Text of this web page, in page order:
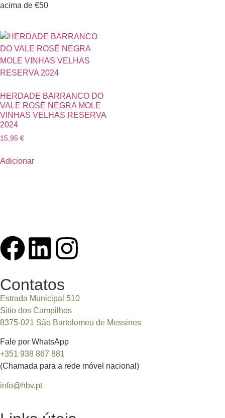
acima de €50
HERDADE BARRANCO DO
VALE ROSÉ NEGRA MOLE
VINHAS VELHAS RESERVA
2024
15,95 €
Adicionar
Contatos
Estrada Municipal 510
Sítio dos Campilhos
8375-021 São Bartolomeu de Messines
Fale por WhatsApp
+351 938 867 881
(Chamada para a rede móvel nacional)
info@hbv.pt